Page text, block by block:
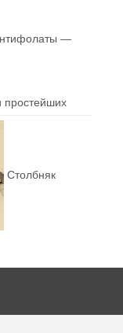
—
простейших
Столбняк